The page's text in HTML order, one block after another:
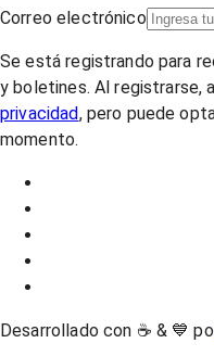
Correo electrónico
Se está registrando para
y boletines. Al registrarse,
privacidad, pero puede
momento.
Desarrollado con ☕ & 💙